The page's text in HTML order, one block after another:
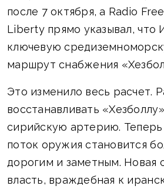
после 7 октября, а Radio
Liberty прямо указывал, что
ключевую
маршрут снабжения
Это изменило весь расчет.
восстанавливать
сирийскую артерию.
поток оружия становится
дорогим и заметным. Новая
власть, враждебная к